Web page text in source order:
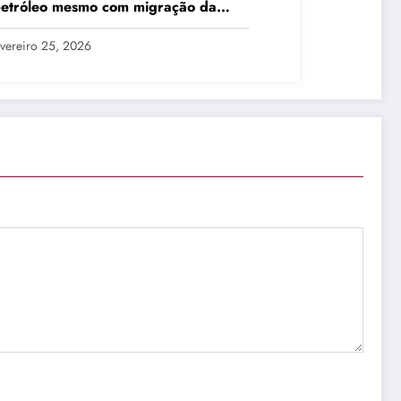
mesmo com migração da
25, 2026